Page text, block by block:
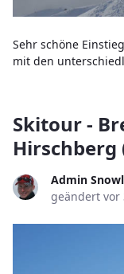
Sehr schöne
mit den
Skitour -
Hirschberg
Admin
geändert vor